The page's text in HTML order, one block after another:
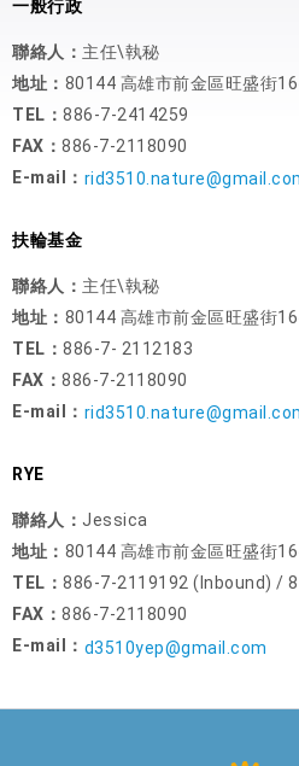
一般行政
聯絡人： 主任\執秘
地址： 80144 高雄市前金區旺盛街
TEL： 886-7-2414259
FAX： 886-7-2118090
E-mail：
扶輪基金
聯絡人： 主任\執秘
地址： 80144 高雄市前金區旺盛街
TEL： 886-7- 2112183
FAX： 886-7-2118090
E-mail：
RYE
聯絡人： Jessica
地址： 80144 高雄市前金區旺盛街
TEL： 886-7-2119192 (Inbound) /
FAX： 886-7-2118090
E-mail： d3510yep@gmail.com